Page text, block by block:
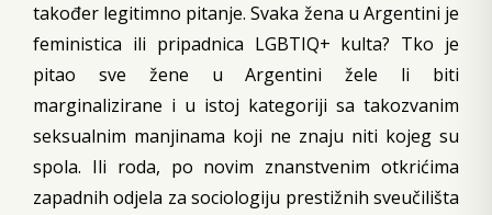
također legitimno pitanje. Svaka žena u Argentini je
feministica ili pripadnica LGBTIQ+ kulta? Tko je
pitao sve žene u Argentini žele li biti
marginalizirane i u istoj kategoriji sa takozvanim
seksualnim manjinama koji ne znaju niti kojeg su
spola. Ili roda, po novim znanstvenim otkrićima
zapadnih odjela za sociologiju prestižnih sveučilišta